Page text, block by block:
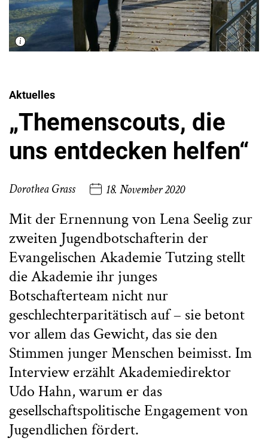
Aktuelles
„Themenscouts, die
uns entdecken helfen“
Dorothea Grass 18. November 2020
Mit der Ernennung von Lena Seelig zur
zweiten Jugendbotschafterin der
Evangelischen Akademie Tutzing stellt
die Akademie ihr junges
Botschafterteam nicht nur
geschlechterparitätisch auf – sie betont
vor allem das Gewicht, das sie den
Stimmen junger Menschen beimisst. Im
Interview erzählt Akademiedirektor
Udo Hahn, warum er das
gesellschaftspolitische Engagement von
Jugendlichen fördert.